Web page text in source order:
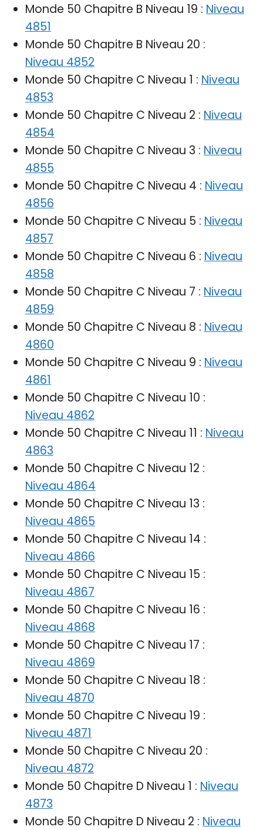
Monde 50 Chapitre B Niveau 19 : Niveau
4851
Monde 50 Chapitre B Niveau 20 :
Niveau 4852
Monde 50 Chapitre C Niveau 1 : Niveau
4853
Monde 50 Chapitre C Niveau 2 : Niveau
4854
Monde 50 Chapitre C Niveau 3 : Niveau
4855
Monde 50 Chapitre C Niveau 4 : Niveau
4856
Monde 50 Chapitre C Niveau 5 : Niveau
4857
Monde 50 Chapitre C Niveau 6 : Niveau
4858
Monde 50 Chapitre C Niveau 7 : Niveau
4859
Monde 50 Chapitre C Niveau 8 : Niveau
4860
Monde 50 Chapitre C Niveau 9 : Niveau
4861
Monde 50 Chapitre C Niveau 10 :
Niveau 4862
Monde 50 Chapitre C Niveau 11 : Niveau
4863
Monde 50 Chapitre C Niveau 12 :
Niveau 4864
Monde 50 Chapitre C Niveau 13 :
Niveau 4865
Monde 50 Chapitre C Niveau 14 :
Niveau 4866
Monde 50 Chapitre C Niveau 15 :
Niveau 4867
Monde 50 Chapitre C Niveau 16 :
Niveau 4868
Monde 50 Chapitre C Niveau 17 :
Niveau 4869
Monde 50 Chapitre C Niveau 18 :
Niveau 4870
Monde 50 Chapitre C Niveau 19 :
Niveau 4871
Monde 50 Chapitre C Niveau 20 :
Niveau 4872
Monde 50 Chapitre D Niveau 1 : Niveau
4873
Monde 50 Chapitre D Niveau 2 : Niveau